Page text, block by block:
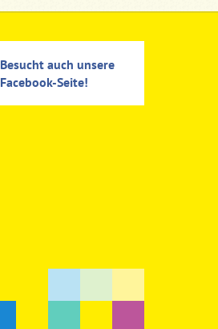
Besucht auch unsere
Facebook-Seite!